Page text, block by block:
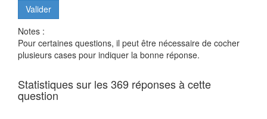
Notes :
Pour certaines questions, il peut être nécessaire de cocher
plusieurs cases pour indiquer la bonne réponse.
Statistiques sur les 369 réponses à cette
question